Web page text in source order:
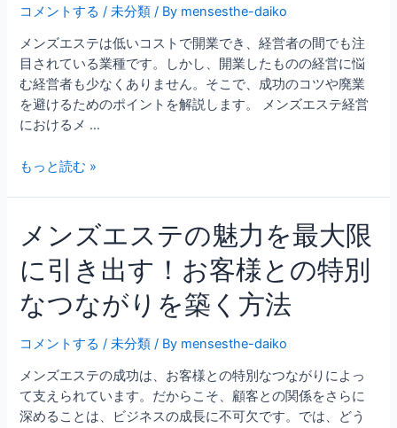
コメントする /未分類 / By mensesthe-daiko
メンズエステは低いコストで開業でき、経営者の間でも注
目されている業種です。しかし、開業したものの経営に悩
む経営者も少なくありません。そこで、成功のコツや廃業
を避けるためのポイントを解説します。 メンズエステ経営
におけるメ …
もっと読む »
メンズエステの魅力を最大限
に引き出す！お客様との特別
なつながりを築く方法
コメントする /未分類 / By mensesthe-daiko
メンズエステの成功は、お客様との特別なつながりによっ
て支えられています。だからこそ、顧客との関係をさらに
深めることは、ビジネスの成長に不可欠です。では、どう